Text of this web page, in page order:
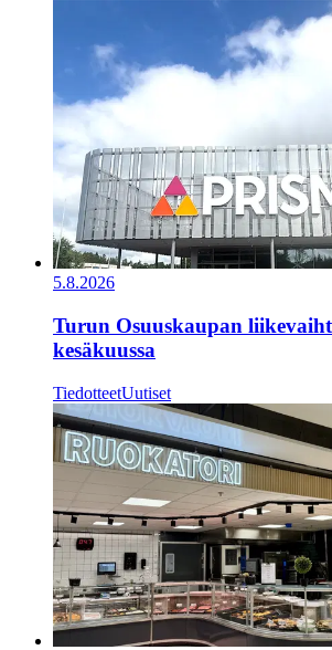
5.8.2026
Turun Osuuskaupan
kesäkuussa
TiedotteetUutiset